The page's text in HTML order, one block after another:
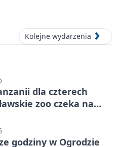
Kolejne wydarzenia
dla czterech
zoo czeka na
godziny w Ogrodzie